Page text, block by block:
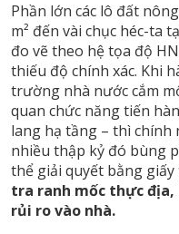
Phần lớn các lô đất
m² đến vài chục héc-ta
đo vẽ theo hệ tọa độ
thiếu độ chính xác. Khi
trường nhà nước cắm
quan chức năng tiến
lang hạ tầng – thì
nhiều thập kỷ đó bùng
thể giải quyết bằng giấy
tra ranh mốc thực
rủi ro vào nhà.